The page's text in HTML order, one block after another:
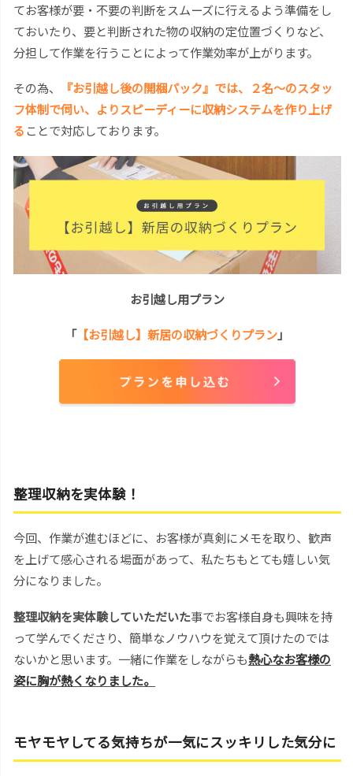
てお客様が要・不要の判断をスムーズに行えるよう準備をし
ておいたり、要と判断された物の収納の定位置づくりなど、
分担して作業を行うことによって作業効率が上がります。
その為、
『お引越し後の開梱パック』では、２名～のスタッ
フ体制で伺い、よりスピーディーに収納システムを作り上げ
る ことで対応しております。
お引越し用プラン
「【お引越し】新居の収納づくりプラン」
整理収納を実体験！
今回、作業が進むほどに、お客様が真剣にメモを取り、歓声
を上げて感心される場面があって、私たちもとても嬉しい気
分になりました。
整理収納を実体験していただいた事でお客様自身も興味を持
って学んでくださり、簡単なノウハウを覚えて頂けたのでは
ないかと思います。一緒に作業をしながらも熱心なお客様の
姿に胸が熱くなりました。
モヤモヤしてる気持ちが一気にスッキリした気分に